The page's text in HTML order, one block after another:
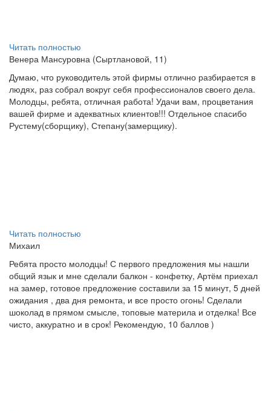
Читать полностью
Венера Мансуровна (Сыртлановой, 11)
Думаю, что руководитель этой фирмы отлично разбирается в
людях, раз собрал вокруг себя профессионалов своего дела.
Молодцы, ребята, отличная работа! Удачи вам, процветания
вашей фирме и адекватных клиентов!!! Отдельное спасибо
Рустему(сборщику), Степану(замерщику).
Читать полностью
Михаил
Ребята просто молодцы! С первого предложения мы нашли
общий язык и мне сделали балкон - конфетку, Артём приехал
на замер, готовое предложение составили за 15 минут, 5 дней
ожидания , два дня ремонта, и все просто огонь! Сделали
шоколад в прямом смысле, топовые материла и отделка! Все
чисто, аккуратно и в срок! Рекомендую, 10 баллов )